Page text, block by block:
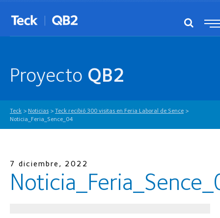
Proyecto QB2
Teck > Noticias > Teck recibió 300 visitas en Feria Laboral de Sence >
Noticia_Feria_Sence_04
7 diciembre, 2022